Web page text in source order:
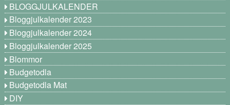
BLOGGJULKALENDER
Bloggjulkalender 2023
Bloggjulkalender 2024
Bloggjulkalender 2025
Blommor
Budgetodla
Budgetodla Mat
DIY